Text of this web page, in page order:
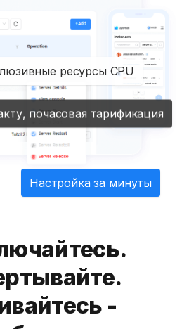
ресурсы CPU
почасовая тарификация
Настройка за минуты
-